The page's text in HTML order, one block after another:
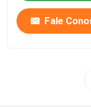
Agitador de
Fale